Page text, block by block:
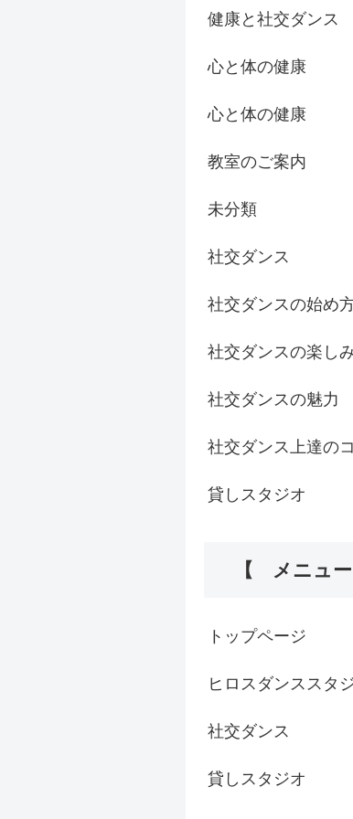
健康と社交ダンス
心と体の健康
心と体の健康
教室のご案内
未分類
社交ダンス
社交ダンスの始め
社交ダンスの楽し
社交ダンスの魅力
社交ダンス上達の
貸しスタジオ
【 メニュ
トップページ
ヒロスダンススタ
社交ダンス
貸しスタジオ